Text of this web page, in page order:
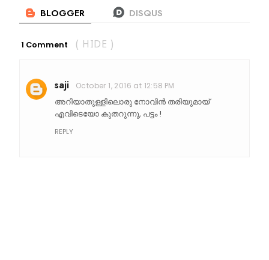
1 Comment ( HIDE )
saji October 1, 2016 at 12:58 PM
അറിയാതുള്ളിലൊരു നോവിൻ തരിയുമായ്
എവിടെയോ കുതറുന്നു, പട്ടം !
REPLY